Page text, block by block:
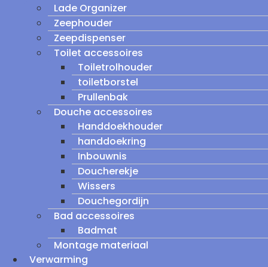
Lade Organizer
Zeephouder
Zeepdispenser
Toilet accessoires
Toiletrolhouder
toiletborstel
Prullenbak
Douche accessoires
Handdoekhouder
handdoekring
Inbouwnis
Doucherekje
Wissers
Douchegordijn
Bad accessoires
Badmat
Montage materiaal
Verwarming